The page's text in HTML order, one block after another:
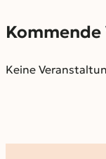
Keine